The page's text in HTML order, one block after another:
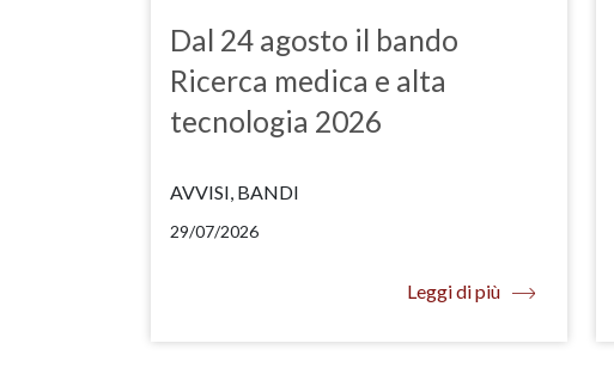
Dal 24 agosto il bando
Ricerca medica e alta
tecnologia 2026
AVVISI, BANDI
29/07/2026
Leggi di più